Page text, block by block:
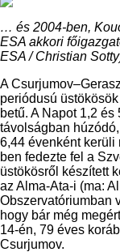
… és 2004-ben,
ESA akkori
ESA / Christian
A
periódusú
betű. A Napot 1,2
távolságban
6,44 évenként kerüli
ben fedezte fel a
üstökösről készített
az Alma-Ata-i (ma:
Obszervatóriumban
hogy bár még
14-én, 79 éves
Csurjumov.